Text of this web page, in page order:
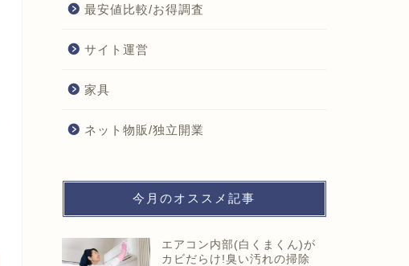
最安値比較/お得調査
サイト運営
家具
ネット物販/独立開業
今月のオススメ記事
エアコン内部(白くまくん)が
カビだらけ!臭い汚れの掃除